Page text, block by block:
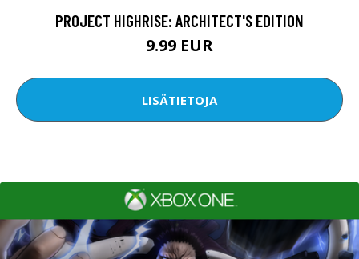
PROJECT HIGHRISE: ARCHITECT'S EDITION
9.99 EUR
LISÄTIETOJA